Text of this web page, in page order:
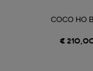
COCO HO
€